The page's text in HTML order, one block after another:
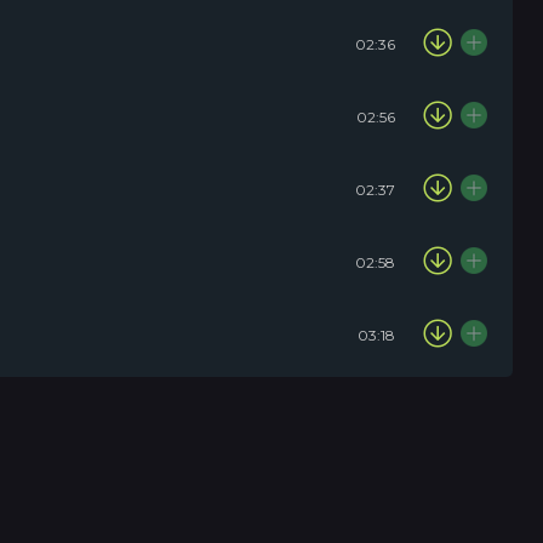
02:36
02:56
02:37
02:58
03:18